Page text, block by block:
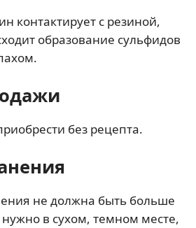
контактирует с резиной,
образование сульфидов
без рецепта.
не должна быть больше
нужно в сухом, темном месте,